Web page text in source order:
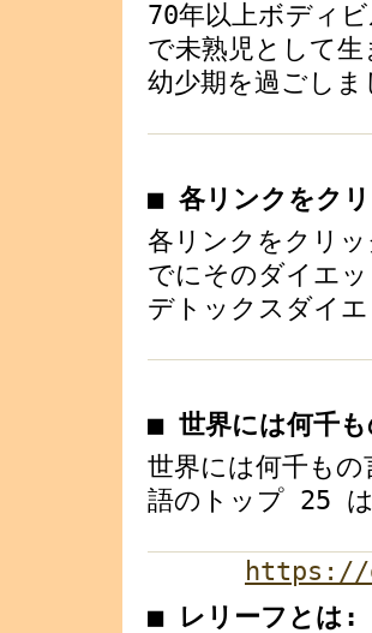
70年以上ボディ
で未熟児として
幼少期を過ごし
■ 各リンクをク
各リンクをクリ
でにそのダイエ
デトックスダイ
■ 世界には何千
世界には何千も
語のトップ 25 は
https://
■ レリーフとは: